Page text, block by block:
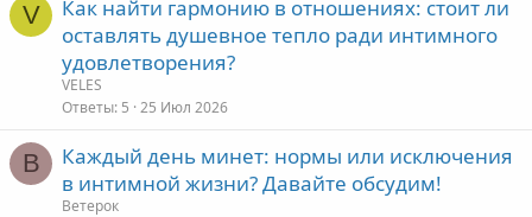
V
Как найти гармонию в отношениях: стоит ли
оставлять душевное тепло ради интимного
удовлетворения?
VELES
Ответы 5 25 Июл 2026
В
Каждый день минет: нормы или исключения
в интимной жизни? Давайте обсудим!
Ветерок